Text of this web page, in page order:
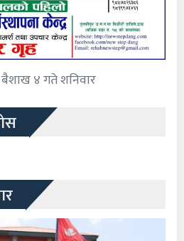
बैशाख ४ गते शनिवार